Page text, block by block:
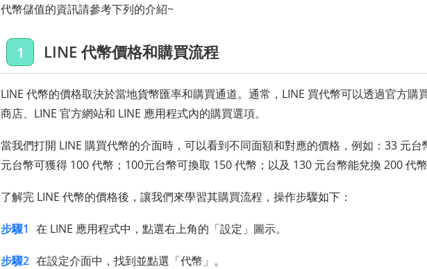
代幣儲值的資訊請參考下列的介紹~
1 LINE 代幣價格和購買流程
LINE 代幣的價格取決於當地貨幣匯率和購買通道。通常，LINE 買代幣可以透過官方購
商店、LINE 官方網站和 LINE 應用程式內的購買選項。
當我們打開 LINE 購買代幣的介面時，可以看到不同面額和對應的價格，例如：33 元
元台幣可獲得 100 代幣；100元台幣可換取 150 代幣；以及 130 元台幣能兌換 200 代
了解完 LINE 代幣的價格後，讓我們來學習其購買流程，操作步驟如下：
步驟1 在 LINE 應用程式中，點選右上角的「設定」圖示。
步驟2 在設定介面中，找到並點選「代幣」。